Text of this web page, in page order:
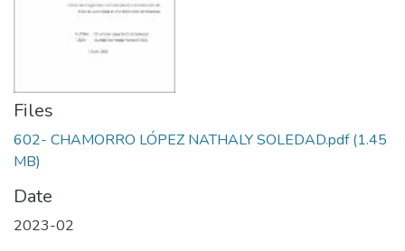
Files
602- CHAMORRO LÓPEZ NATHALY SOLEDAD.pdf(1.45
MB)
Date
2023-02